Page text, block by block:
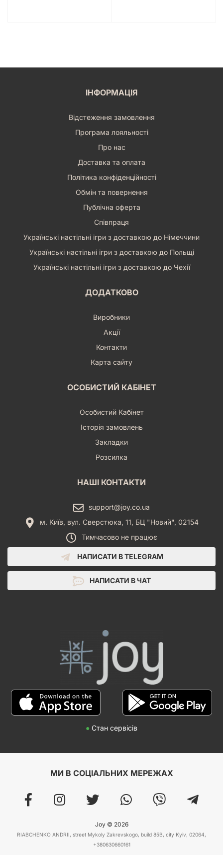
ІНФОРМАЦІЯ
Відстеження замовлення
Програма лояльності
Про нас
Доставка та оплата
Політика конфіденційності
Обмін та повернення
Публічна оферта
Співпраця
Українські настільні ігри з доставкою до Німеччини
Українські настільні ігри з доставкою до Польщі
Українські настільні ігри з доставкою до Чехії
ДОДАТКОВО
Виробники
Акції
Контакти
Карта сайту
ОСОБИСТИЙ КАБІНЕТ
Особистий Кабінет
Історія замовлень
Закладки
Розсилка
НАШІ КОНТАКТИ
support@joy.co.ua
м. Київ, вул. Сверстюка, 11, БЦ "Новий", 02154
Тимчасово не працює
НАПИСАТИ В TELEGRAM
НАПИСАТИ В ЧАТ
● Стан сервісів
МИ В СОЦІАЛЬНИХ МЕРЕЖАХ
Joy © 2026
RIABCHENKO ANDRII, street Mykoly Zakrevskogo, build 85B, city Kyiv, 02064,
+380630660161